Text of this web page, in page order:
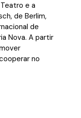
e a
de Berlim,
de
Nova. A partir
no